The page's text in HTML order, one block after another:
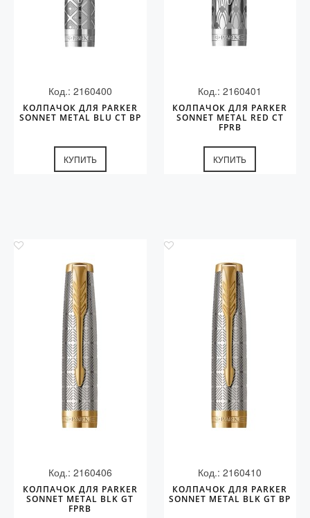
Код.: 2160400
КОЛПАЧОК ДЛЯ PARKER
SONNET METAL BLU CT BP
КУПИТЬ
Код.: 2160401
КОЛПАЧОК ДЛЯ PARKER
SONNET METAL RED CT
FPRB
КУПИТЬ
Код.: 2160406
КОЛПАЧОК ДЛЯ PARKER
SONNET METAL BLK GT
FPRB
Код.: 2160410
КОЛПАЧОК ДЛЯ PARKER
SONNET METAL BLK GT BP